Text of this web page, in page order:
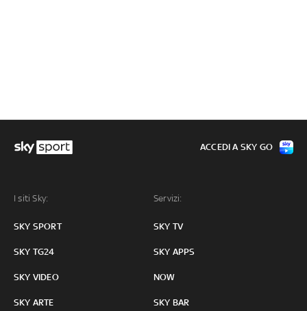
I siti Sky:
SKY SPORT
SKY TG24
SKY VIDEO
SKY ARTE
Servizi:
SKY TV
SKY APPS
NOW
SKY BAR
ACCEDI A SKY GO